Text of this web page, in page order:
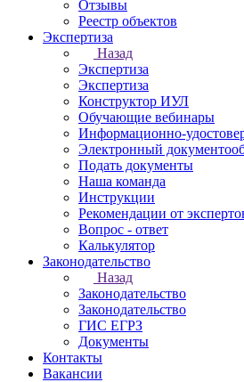
Отзывы
Реестр объектов
Экспертиза
Назад
Экспертиза
Экспертиза
Конструктор ИУЛ
Обучающие вебинары
Информационно-
Электронный
Подать документы
Наша команда
Инструкции
Рекомендации от
Вопрос - ответ
Калькулятор
Законодательство
Назад
Законодательство
Законодательство
ГИС ЕГРЗ
Документы
Контакты
Вакансии